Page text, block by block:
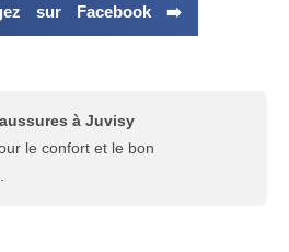
sur Facebook ➡️
à Juvisy
le confort et le bon